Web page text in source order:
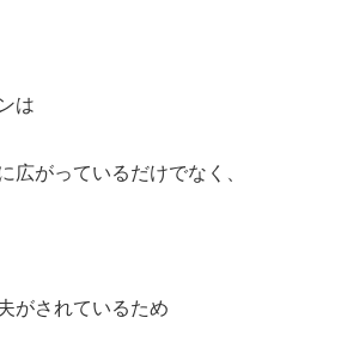
は
広がっているだけでなく、
がされているため